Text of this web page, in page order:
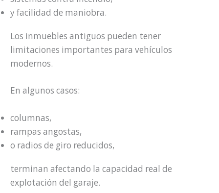
y facilidad de maniobra.
Los inmuebles antiguos pueden tener
limitaciones importantes para vehículos
modernos.
En algunos casos:
columnas,
rampas angostas,
o radios de giro reducidos,
terminan afectando la capacidad real de
explotación del garaje.